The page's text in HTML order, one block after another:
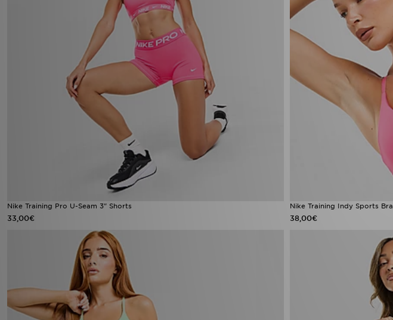
Nike Training Pro U-Seam 3" Shorts
33,00€
Nike Training Indy Sports Bra
38,00€